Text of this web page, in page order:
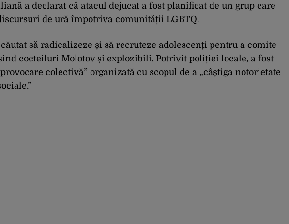
a declarat că atacul dejucat a fost planificat de un grup care
de ură împotriva comunității LGBTQ.
să radicalizeze și să recruteze adolescenți pentru a comite
cocteiluri Molotov și explozibili. Potrivit poliției locale, a fost
colectivă” organizată cu scopul de a „câștiga notorietate